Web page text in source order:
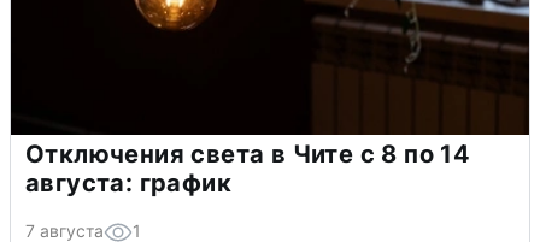
Отключения света в Чите с 8 по 14
августа: график
7 августа 1